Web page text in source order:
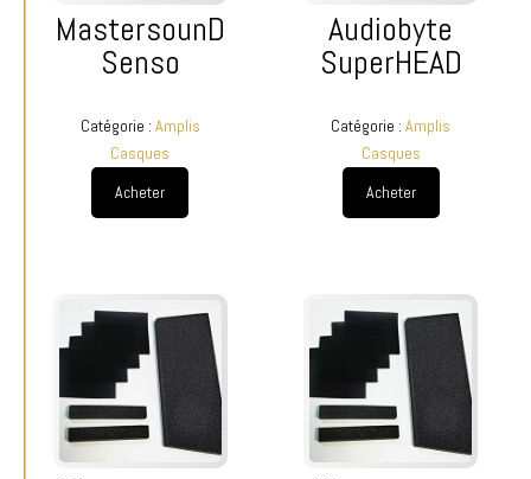
MastersounD
Senso
Catégorie : Amplis
Casques
Acheter
Audiobyte
SuperHEAD
Catégorie :Amplis
Casques
Acheter